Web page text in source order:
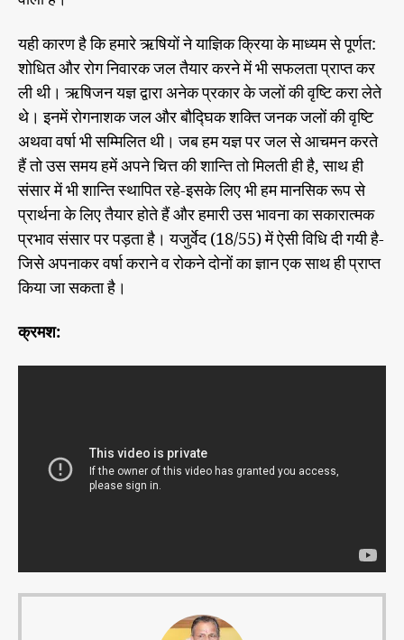
यही कारण है कि हमारे ऋषियों ने याज्ञिक क्रिया के माध्यम से पूर्णत:
शोधित और रोग निवारक जल तैयार करने में भी सफलता प्राप्त कर
ली थी। ऋषिजन यज्ञ द्वारा अनेक प्रकार के जलों की वृष्टि करा लेते
थे। इनमें रोगनाशक जल और बौद्घिक शक्ति जनक जलों की वृष्टि
अथवा वर्षा भी सम्मिलित थी। जब हम यज्ञ पर जल से आचमन करते
हैं तो उस समय हमें अपने चित्त की शान्ति तो मिलती ही है, साथ ही
संसार में भी शान्ति स्थापित रहे-इसके लिए भी हम मानसिक रूप से
प्रार्थना के लिए तैयार होते हैं और हमारी उस भावना का सकारात्मक
प्रभाव संसार पर पड़ता है। यजुर्वेद (18/55) में ऐसी विधि दी गयी है-
जिसे अपनाकर वर्षा कराने व रोकने दोनों का ज्ञान एक साथ ही प्राप्त
किया जा सकता है।
क्रमश: